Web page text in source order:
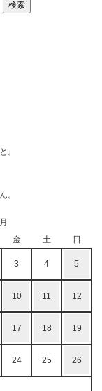
検索
。
。
金 土 日
3 4 5
10 11 12
17 18 19
24 25 26